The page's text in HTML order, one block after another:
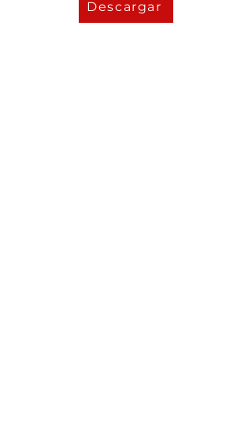
Descargar